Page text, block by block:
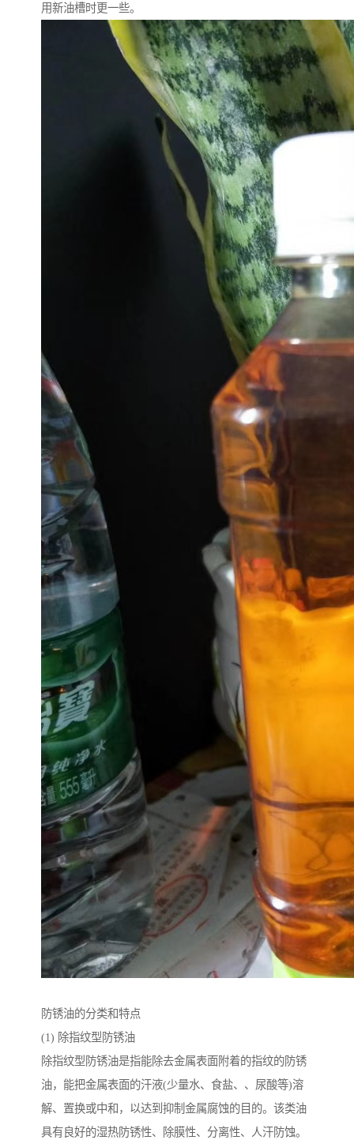
用新油槽时更一些。
防锈油的分类和特点
(1) 除指纹型防锈油
除指纹型防锈油是指能除去金属表面附着的指纹的防锈
油，能把金属表面的汗液(少量水、食盐、、尿酸等)溶
解、置换或中和，以达到抑制金属腐蚀的目的。该类油
具有良好的湿热防锈性、除膜性、分离性、人汗防蚀。